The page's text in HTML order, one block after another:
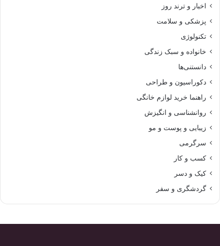
اخبار و ترند روز
پزشکی و سلامت
تکنولوژی
خانواده و سبک زندگی
دانستنی‌ها
دکوراسیون و طراحی
راهنما خرید لوازم خانگی
روانشناسی و انگیزش
زیبایی و پوست و مو
سرگرمی
کسب و کار
کیک و دسر
گردشگری و سفر